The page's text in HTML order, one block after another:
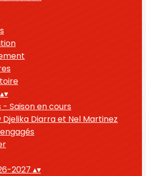
▴▾
- Saison en cours
Diarra et Nel Martinez
2027 ▴▾